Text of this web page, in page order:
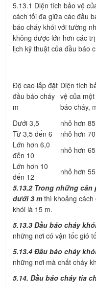
5.13.1 Diện tích bảo vệ
cách tối đa giữa các đầu
báo cháy khói với tường
không được lớn hơn các
lịch kỹ thuật của đầu báo
Độ cao lắp đặt
đầu báo cháy
m
Diện tích
vệ của
báo cháy,
Dưới 3,5
nhỏ hơn 85
Từ 3,5 đến 6
nhỏ hơn 70
Lớn hơn 6,0
đến 10
nhỏ hơn 65
Lớn hơn 10
đến 12
nhỏ hơn 55
5.13.2 Trong những
dưới 3 mthì khoảng cách
khói là 15 m.
5.13.3 Đầu báo cháy
những nơi có vận tốc gió
5.13.4 Đầu báo cháy
những nơi mà chất cháy
5.14. Đầu báo cháy tia